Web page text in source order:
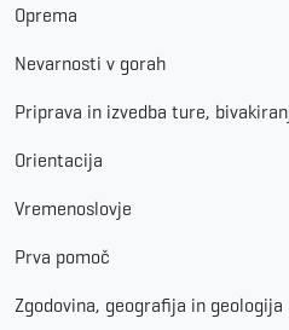
Oprema
Nevarnosti v gorah
Priprava in izvedba ture,
Orientacija
Vremenoslovje
Prva pomoč
Zgodovina, geografija in geologija